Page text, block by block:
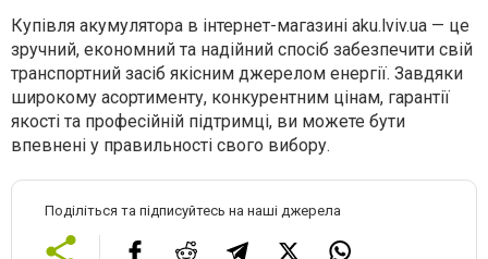
Купівля акумулятора в інтернет-магазині aku.lviv.ua — це
зручний, економний та надійний спосіб забезпечити свій
транспортний засіб якісним джерелом енергії. Завдяки
широкому асортименту, конкурентним цінам, гарантії
якості та професійній підтримці, ви можете бути
впевнені у правильності свого вибору.
Поділіться та підписуйтесь на наші джерела